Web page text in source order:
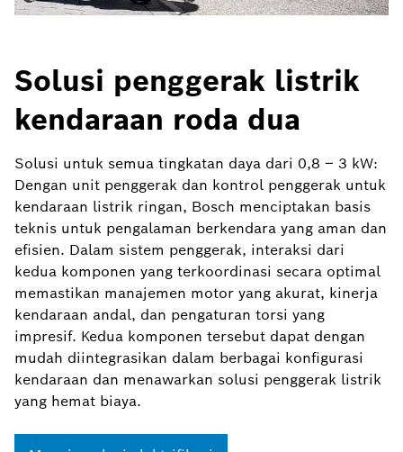
Solusi penggerak listrik
kendaraan roda dua
Solusi untuk semua tingkatan daya dari 0,8 – 3 kW:
Dengan unit penggerak dan kontrol penggerak untuk
kendaraan listrik ringan, Bosch menciptakan basis
teknis untuk pengalaman berkendara yang aman dan
efisien. Dalam sistem penggerak, interaksi dari
kedua komponen yang terkoordinasi secara optimal
memastikan manajemen motor yang akurat, kinerja
kendaraan andal, dan pengaturan torsi yang
impresif. Kedua komponen tersebut dapat dengan
mudah diintegrasikan dalam berbagai konfigurasi
kendaraan dan menawarkan solusi penggerak listrik
yang hemat biaya.